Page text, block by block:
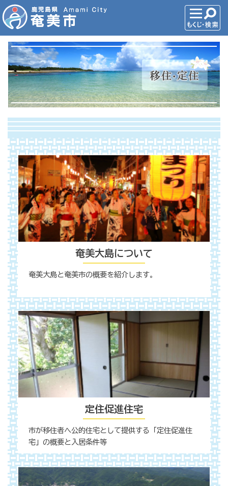
奄美大島について
奄美大島と奄美市の概要を紹介します。
定住促進住宅
市が移住者へ公的住宅として提供する「定住促進住
宅」の概要と入居条件等